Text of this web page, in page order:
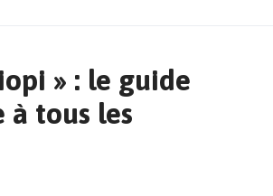
» : le guide
à tous les